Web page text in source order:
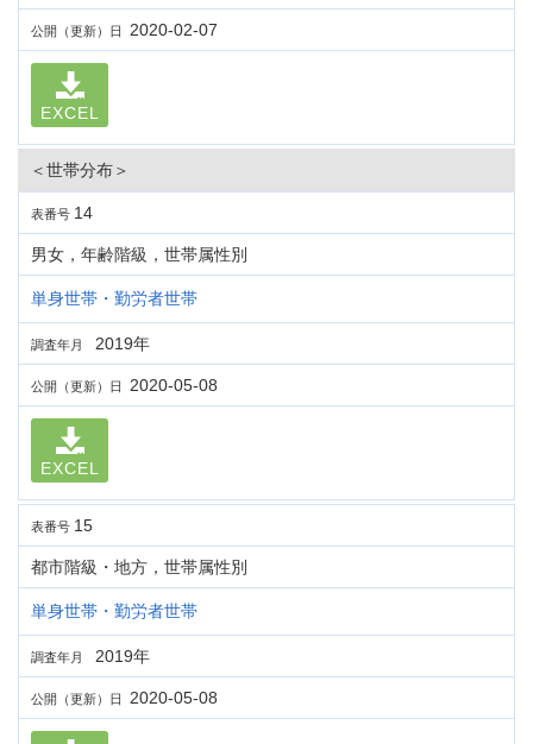
公開（更新）日 2020-02-07
EXCEL
＜世帯分布＞
表番号 14
男女，年齢階級，世帯属性別
単身世帯・勤労者世帯
調査年月 2019年
公開（更新）日 2020-05-08
EXCEL
表番号 15
都市階級・地方，世帯属性別
単身世帯・勤労者世帯
調査年月 2019年
公開（更新）日 2020-05-08